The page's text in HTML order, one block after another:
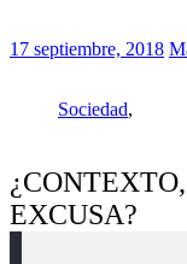
17 septiembre, 2018
Sociedad,
EXCUSA?